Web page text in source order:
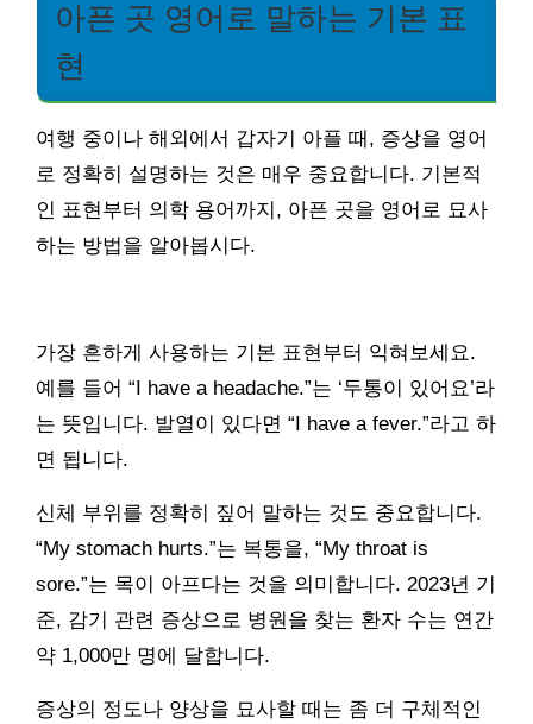
아픈 곳 영어로 말하는 기본 표
현
여행 중이나 해외에서 갑자기 아플 때, 증상을 영어
로 정확히 설명하는 것은 매우 중요합니다. 기본적
인 표현부터 의학 용어까지, 아픈 곳을 영어로 묘사
하는 방법을 알아봅시다.
가장 흔하게 사용하는 기본 표현부터 익혀보세요.
예를 들어 “I have a headache.”는 ‘두통이 있어요’라
는 뜻입니다. 발열이 있다면 “I have a fever.”라고 하
면 됩니다.
신체 부위를 정확히 짚어 말하는 것도 중요합니다.
“My stomach hurts.”는 복통을, “My throat is
sore.”는 목이 아프다는 것을 의미합니다. 2023년 기
준, 감기 관련 증상으로 병원을 찾는 환자 수는 연간
약 1,000만 명에 달합니다.
증상의 정도나 양상을 묘사할 때는 좀 더 구체적인